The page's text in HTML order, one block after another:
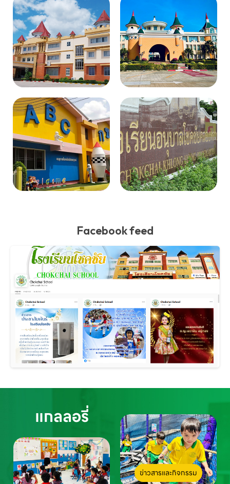
Facebook feed
แกลลอรี่
ข่าวสารและกิจกรรม